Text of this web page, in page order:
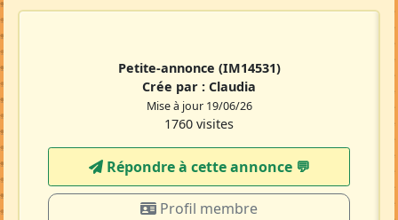
Petite-annonce (IM14531)
Crée par : Claudia
Mise à jour 19/06/26
1760 visites
Répondre à cette annonce 💬​
Profil membre